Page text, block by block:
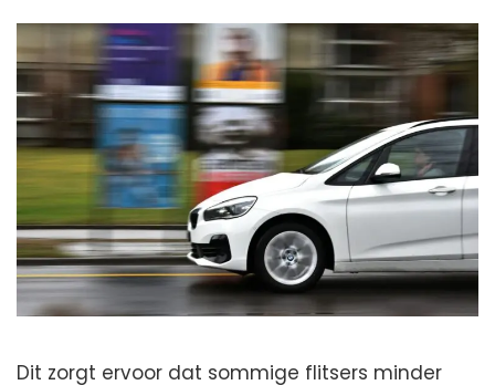
Dit zorgt ervoor dat sommige flitsers minder